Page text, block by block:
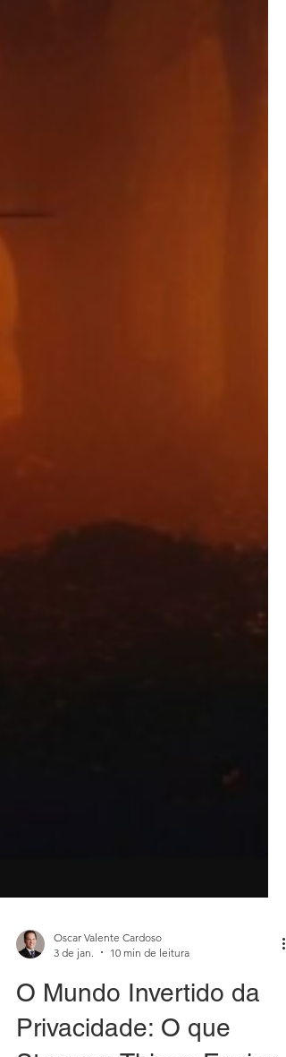
Oscar Valente Cardoso
3 de jan.
10 min de leitura